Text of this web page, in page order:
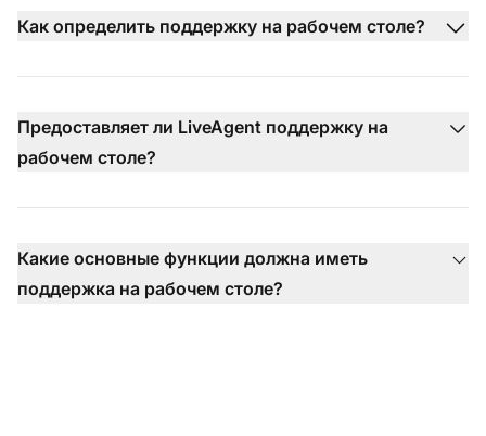
Как определить поддержку на рабочем столе?
Предоставляет ли LiveAgent поддержку на
рабочем столе?
Какие основные функции должна иметь
поддержка на рабочем столе?